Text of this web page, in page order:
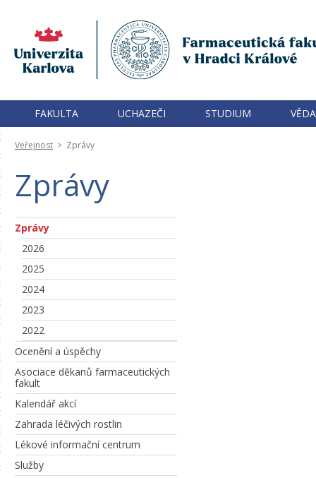
FAKULTA UCHAZEČI STUDIUM
Veřejnost > Zprávy
Zprávy
Zprávy
2026
2025
2024
2023
2022
Ocenění a úspěchy
Asociace děkanů farmaceutických
fakult
Kalendář akcí
Zahrada léčivých rostlin
Lékové informační centrum
Služby